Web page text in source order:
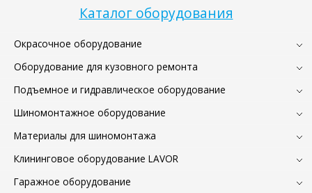
Каталог оборудования
Окрасочное оборудование
Оборудование для кузовного ремонта
Подъемное и гидравлическое оборудование
Шиномонтажное оборудование
Материалы для шиномонтажа
Клининговое оборудование LAVOR
Гаражное оборудование